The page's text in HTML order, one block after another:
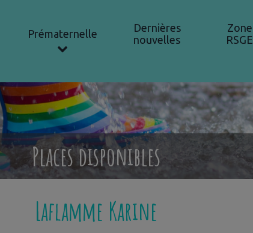
Prématernelle
Dernières
nouvelles
Zone
RSGE
Places disponibles
Laflamme Karine